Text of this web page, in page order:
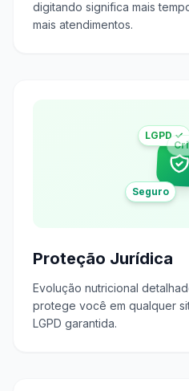
digitando significa mais
mais atendimentos.
LGPD ✓
Seguro
Proteção Jurídica
Evolução nutricional
protege você em qualquer
LGPD garantida.